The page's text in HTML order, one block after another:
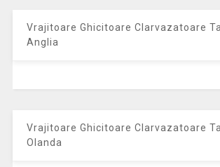
Vrajitoare Ghicitoare Clarvazatoare
Anglia
Vrajitoare Ghicitoare Clarvazatoare
Olanda